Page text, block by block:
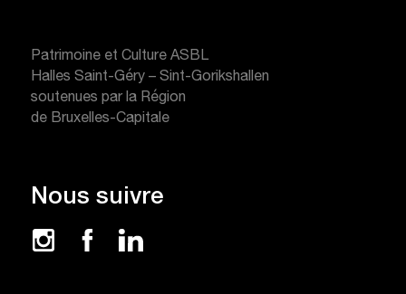
Nous suivre
Patrimoine et Culture ASBL
Halles Saint-Géry – Sint-Gorikshallen
soutenues par la Région
de Bruxelles-Capitale